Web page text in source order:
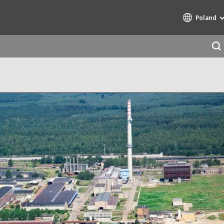
Poland
AIR QUALITY
ENGINEERING & CONSULTING
HAZARDOUS WASTE EUROPE
INDUSTRIES GLOBAL SOLUTIONS
NUCLEAR SOLUTIONS
OFIS
SEDE BENELUX
VEOLIA AGRICULTURE